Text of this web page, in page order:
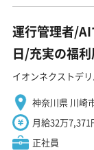
運行管理者/
日/充実の福
イオンネクストデ
神奈川県 川崎
月給32万
正社員